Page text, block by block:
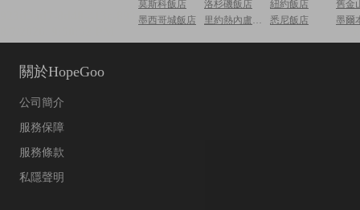
莫斯科飯店
洛杉磯飯店 紐約飯店
舊金
墨西哥城飯店
里約熱內盧飯店 悉尼飯店 墨爾
關於HopeGoo
公司簡介
服務保障
服務條款
私隱聲明